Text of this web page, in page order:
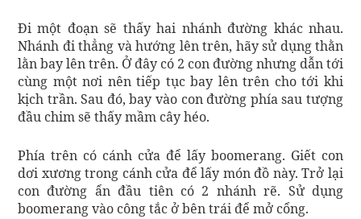
Đi một đoạn sẽ thấy hai nhánh đường khác nhau.
Nhánh đi thẳng và hướng lên trên, hãy sử dụng thằn
lằn bay lên trên. Ở đây có 2 con đường nhưng dẫn tới
cùng một nơi nên tiếp tục bay lên trên cho tới khi
kịch trần. Sau đó, bay vào con đường phía sau tượng
đầu chim sẽ thấy mầm cây héo.
Phía trên có cánh cửa để lấy boomerang. Giết con
dơi xương trong cánh cửa để lấy món đồ này. Trở lại
con đường ẩn đầu tiên có 2 nhánh rẽ. Sử dụng
boomerang vào công tắc ở bên trái để mở cổng.